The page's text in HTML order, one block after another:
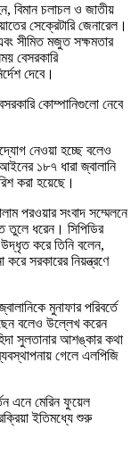
বিমান চলাচল ও জাতীয়
সেক্রেটারি জেনারেল।
সীমিত মজুত সক্ষমতার
বেসরকারি
দেবে।
কোম্পানিগুলো নেবে
নেওয়া হচ্ছে বলেও
১৮৭ ধারা জ্বালানি
করা হয়েছে।
পরওয়ার সংবাদ সম্মেলনে
তুলে ধরেন। সিপিডির
করে তিনি বলেন,
সরকারের নিয়ন্ত্রণে
মুনাফার পরিবর্তে
বলেও উল্লেখ করেন
সুলতানার আশঙ্কার কথা
গেলে এলপিজি
এনে মেরিন ফুয়েল
ইতিমধ্যে শুরু